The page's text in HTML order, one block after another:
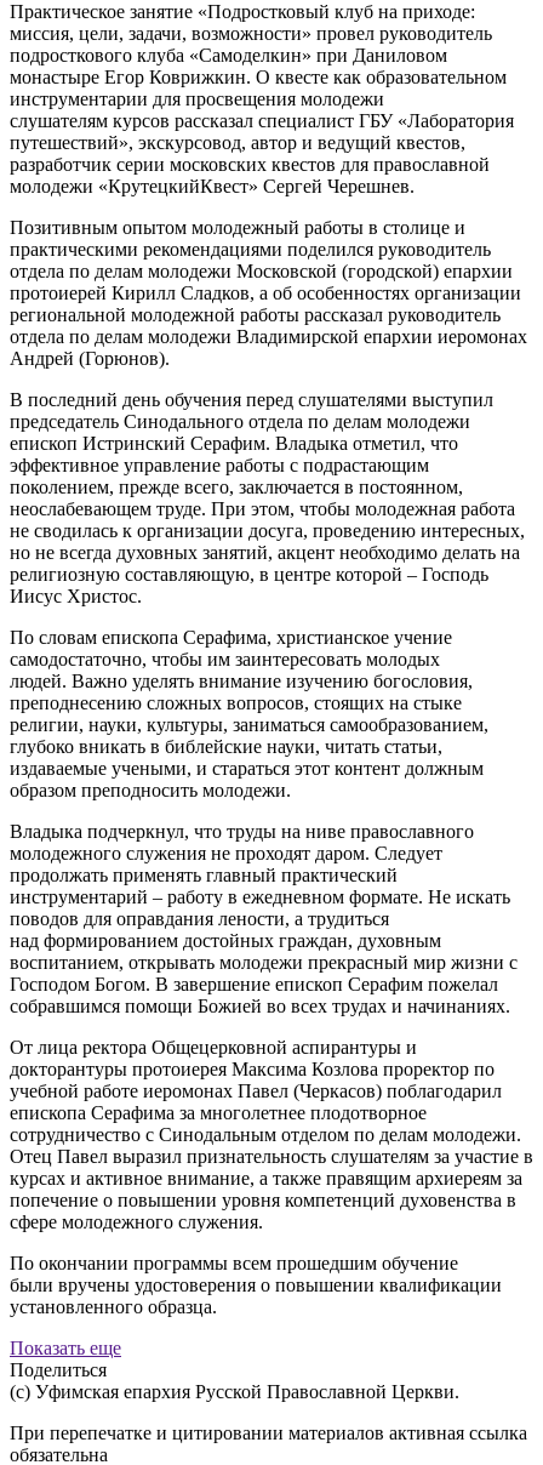
Практическое занятие «Подростковый клуб на приходе:
миссия, цели, задачи, возможности» провел руководитель
подросткового клуба «Самоделкин» при Даниловом
монастыре Егор Коврижкин. О квесте как образовательном
инструментарии для просвещения молодежи
слушателям курсов рассказал специалист ГБУ «Лаборатория
путешествий», экскурсовод, автор и ведущий квестов,
разработчик серии московских квестов для православной
молодежи «КрутецкийКвест» Сергей Черешнев.
Позитивным опытом молодежный работы в столице и
практическими рекомендациями поделился руководитель
отдела по делам молодежи Московской (городской) епархии
протоиерей Кирилл Сладков, а об особенностях организации
региональной молодежной работы рассказал руководитель
отдела по делам молодежи Владимирской епархии иеромонах
Андрей (Горюнов).
В последний день обучения перед слушателями выступил
председатель Синодального отдела по делам молодежи
епископ Истринский Серафим. Владыка отметил, что
эффективное управление работы с подрастающим
поколением, прежде всего, заключается в постоянном,
неослабевающем труде. При этом, чтобы молодежная работа
не сводилась к организации досуга, проведению интересных,
но не всегда духовных занятий, акцент необходимо делать на
религиозную составляющую, в центре которой – Господь
Иисус Христос.
По словам епископа Серафима, христианское учение
самодостаточно, чтобы им заинтересовать молодых
людей. Важно уделять внимание изучению богословия,
преподнесению сложных вопросов, стоящих на стыке
религии, науки, культуры, заниматься самообразованием,
глубоко вникать в библейские науки, читать статьи,
издаваемые учеными, и стараться этот контент должным
образом преподносить молодежи.
Владыка подчеркнул, что труды на ниве православного
молодежного служения не проходят даром. Следует
продолжать применять главный практический
инструментарий – работу в ежедневном формате. Не искать
поводов для оправдания лености, а трудиться
над формированием достойных граждан, духовным
воспитанием, открывать молодежи прекрасный мир жизни с
Господом Богом. В завершение епископ Серафим пожелал
собравшимся помощи Божией во всех трудах и начинаниях.
От лица ректора Общецерковной аспирантуры и
докторантуры протоиерея Максима Козлова проректор по
учебной работе иеромонах Павел (Черкасов) поблагодарил
епископа Серафима за многолетнее плодотворное
сотрудничество с Синодальным отделом по делам молодежи.
Отец Павел выразил признательность слушателям за участие в
курсах и активное внимание, а также правящим архиереям за
попечение о повышении уровня компетенций духовенства в
сфере молодежного служения.
По окончании программы всем прошедшим обучение
были вручены удостоверения о повышении квалификации
установленного образца.
Показать еще
Поделиться
(с) Уфимская епархия Русской Православной Церкви.
При перепечатке и цитировании материалов активная ссылка
обязательна